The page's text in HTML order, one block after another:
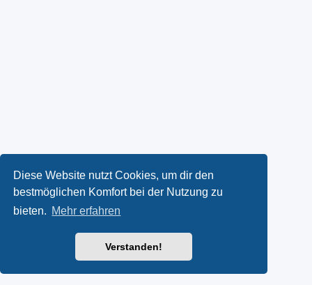
Diese Website nutzt Cookies, um dir den
bestmöglichen Komfort bei der Nutzung zu
bieten. Mehr erfahren
Verstanden!